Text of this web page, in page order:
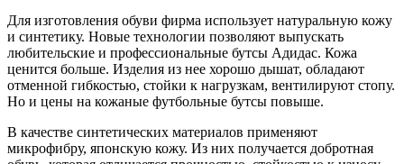
Для изготовления обуви фирма использует натуральную кожу
и синтетику. Новые технологии позволяют выпускать
любительские и профессиональные бутсы Адидас. Кожа
ценится больше. Изделия из нее хорошо дышат, обладают
отменной гибкостью, стойки к нагрузкам, вентилируют стопу.
Но и цены на кожаные футбольные бутсы повыше.
В качестве синтетических материалов применяют
микрофибру, японскую кожу. Из них получается добротная